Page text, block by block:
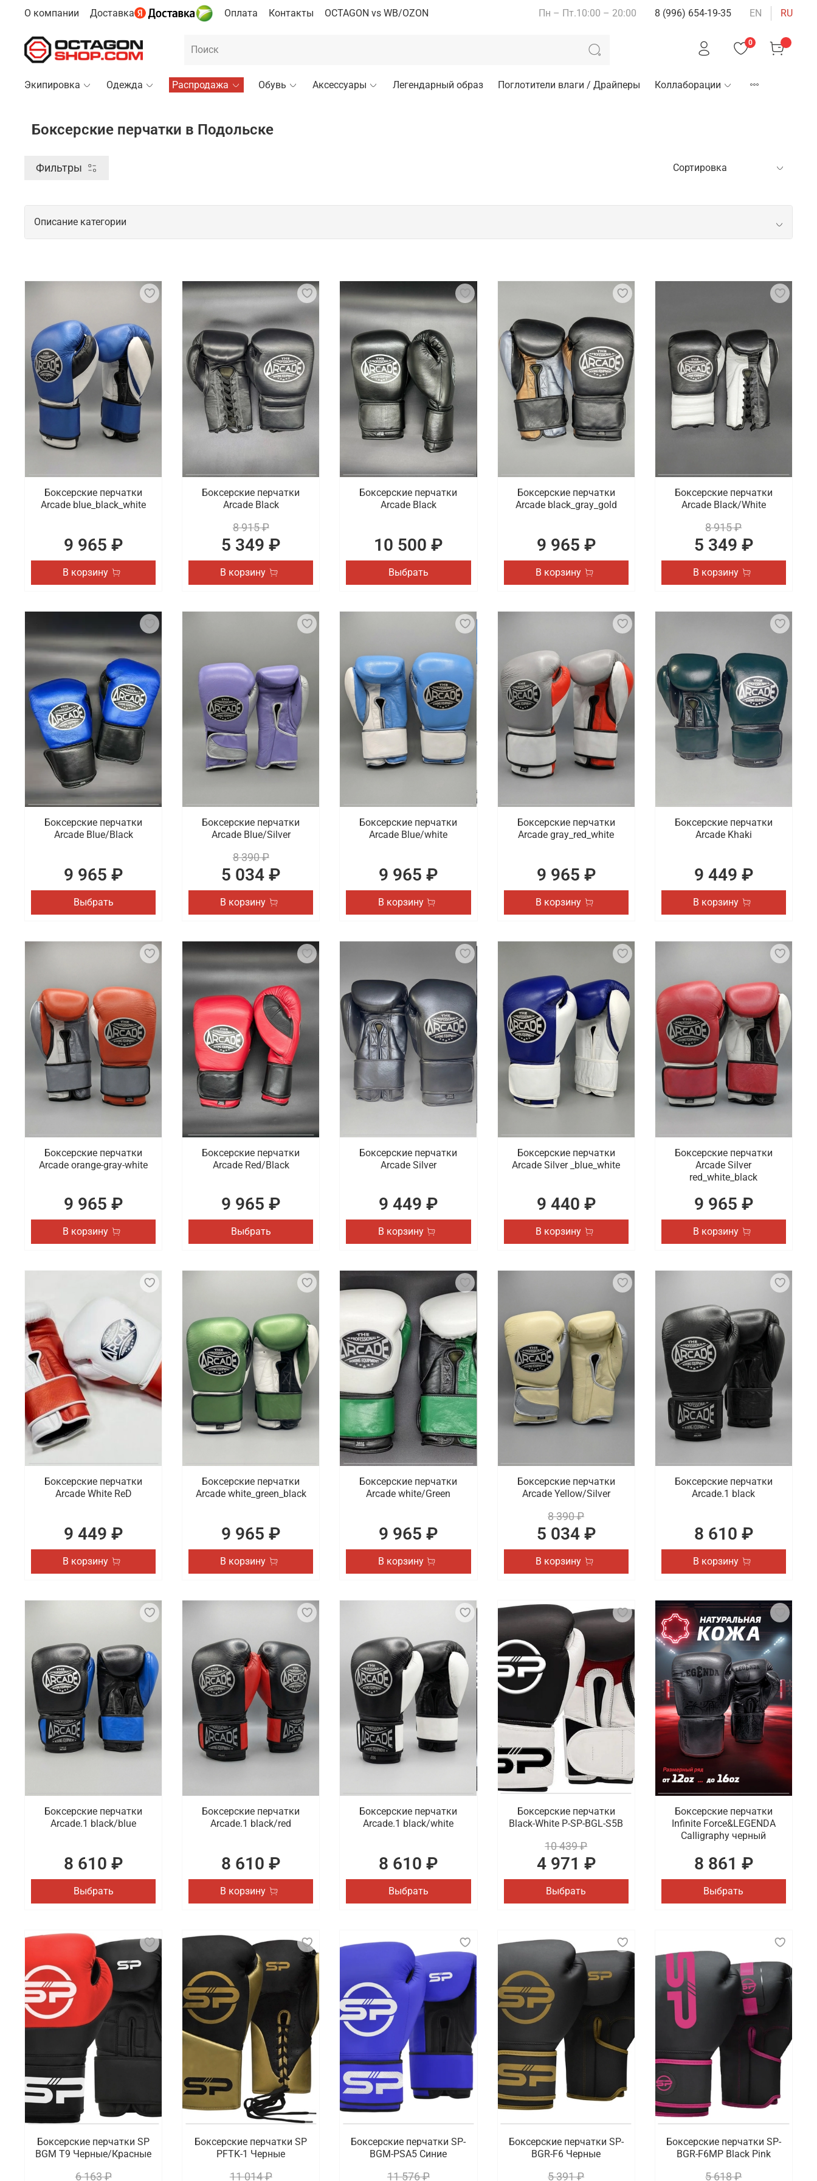
О компании Доставка Оплата Контакты OCTAGON vs WB/OZON Пн – Пт.10:00 – 20:00 8 (996) 654-19-35 EN RU
0
Экипировка Одежда Распродажа Обувь Аксессуары Легендарный образ Поглотители влаги / Драйперы Коллаборации
Боксерские перчатки в Подольске
Фильтры
Описание категории
жесткую внешнюю оболочку и мягкую подкладку, чтобы обеспечить комфорт и защитить костяшки пальцев и суставы от повреждений. Боксерские перчатки
должны быть правильно подобраны по размеру и весу, чтобы гарантировать максимальную защиту и контроль за ударом. Они также имеют удобную фиксацию
на запястье, чтобы предотвратить их смещение во время тренировок или боя.
Что мы предлагаем на выбор
Боксерские перчатки – это не только функциональный предмет, но и символ силы, выносливости и спортивного духа. Для наших покупателей мы подготовили
качественную экипировку в ярких дизайнах на выбор. В ассортименте доступны профессиональные тренировочные перчатки для спаррингов, а также
соревнований, для отработки новых приемов.
Где заказать перчатки для бокса от проверенных брендов с доставкой по Подольску
В интернет-магазине Octagon Shop можно по хорошей цене купить боксерские перчатки для начинающих и профессиональных спортсменов. В ассортименте
доступны разные модели, выпуском которых занимаются проверенные спортивные бренды. Доставка оформленных онлайн покупок осуществляется по
Подольску.
Боксерские перчатки
Arcade blue_black_white
9 965 ₽
В корзину
Боксерские перчатки
Arcade Black
8 915 ₽
5 349 ₽
В корзину
Боксерские перчатки
Arcade Black
10 500 ₽
Выбрать
Боксерские перчатки
Arcade black_gray_gold
9 965 ₽
В корзину
Боксерские перчатки
Arcade Black/White
8 915 ₽
5 349 ₽
В корзину
Боксерские перчатки
Arcade Blue/Black
9 965 ₽
Выбрать
Боксерские перчатки
Arcade Blue/Silver
8 390 ₽
5 034 ₽
В корзину
Боксерские перчатки
Arcade Blue/white
9 965 ₽
В корзину
Боксерские перчатки
Arcade gray_red_white
9 965 ₽
В корзину
Боксерские перчатки
Arcade Khaki
9 449 ₽
В корзину
Боксерские перчатки
Arcade orange-gray-white
9 965 ₽
В корзину
Боксерские перчатки
Arcade Red/Black
9 965 ₽
Выбрать
Боксерские перчатки
Arcade Silver
9 449 ₽
В корзину
Боксерские перчатки
Arcade Silver _blue_white
9 440 ₽
В корзину
Боксерские перчатки
Arcade Silver
red_white_black
9 965 ₽
В корзину
Боксерские перчатки
Arcade White ReD
9 449 ₽
В корзину
Боксерские перчатки
Arcade white_green_black
9 965 ₽
В корзину
Боксерские перчатки
Arcade white/Green
9 965 ₽
В корзину
Боксерские перчатки
Arcade Yellow/Silver
8 390 ₽
5 034 ₽
В корзину
Боксерские перчатки
Arcade.1 black
8 610 ₽
В корзину
Боксерские перчатки
Arcade.1 black/blue
8 610 ₽
Выбрать
Боксерские перчатки
Arcade.1 black/red
8 610 ₽
В корзину
Боксерские перчатки
Arcade.1 black/white
8 610 ₽
Выбрать
Боксерские перчатки
Black-White P-SP-BGL-S5B
10 439 ₽
4 971 ₽
Выбрать
Боксерские перчатки
Infinite Force&LEGENDA
Calligraphy черный
8 861 ₽
Выбрать
Боксерские перчатки SP
BGM T9 Черные/Красные
6 163 ₽
Боксерские перчатки SP
PFTK-1 Черные
11 014 ₽
Боксерские перчатки SP-
BGM-PSA5 Синие
11 576 ₽
Боксерские перчатки SP-
BGR-F6 Черные
5 391 ₽
Боксерские перчатки SP-
BGR-F6MP Black Pink
5 618 ₽